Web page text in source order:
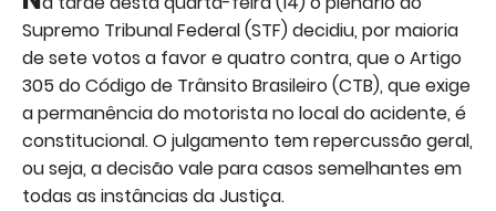
Supremo Tribunal Federal (STF) decidiu, por maioria
de sete votos a favor e quatro contra, que o Artigo
305 do Código de Trânsito Brasileiro (CTB), que exige
a permanência do motorista no local do acidente, é
constitucional. O julgamento tem repercussão geral,
ou seja, a decisão vale para casos semelhantes em
todas as instâncias da Justiça.